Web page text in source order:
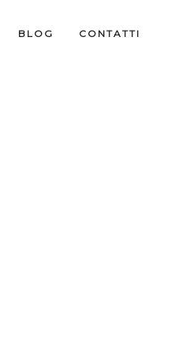
BLOG CONTATTI